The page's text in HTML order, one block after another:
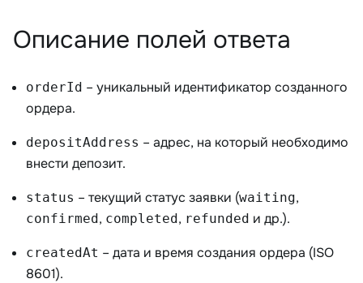
Описание полей ответа
orderId – уникальный идентификатор созданного
ордера.
depositAddress – адрес, на который необходимо
внести депозит.
status – текущий статус заявки (waiting,
confirmed, completed, refunded и др.).
createdAt – дата и время создания ордера (ISO
8601).